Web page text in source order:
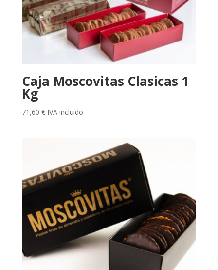
Caja Moscovitas Clasicas 1
Kg
71,60 € IVA incluido